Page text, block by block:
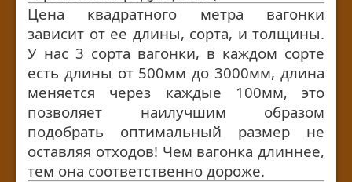
Цена квадратного метра вагонки
зависит от ее длины, сорта, и толщины.
У нас 3 сорта вагонки, в каждом сорте
есть длины от 500мм до 3000мм, длина
меняется через каждые 100мм, это
позволяет наилучшим образом
подобрать оптимальный размер не
оставляя отходов! Чем вагонка длиннее,
тем она соответственно дороже.